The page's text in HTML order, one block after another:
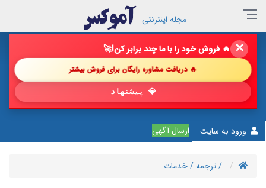
✕ 🔥 فروش خود را با ما چند برابر کن!🚀
🔥 دریافت مشاوره رایگان برای فروش بیشتر
💎 پیشنهاد شگفت‌انگیز
ورود به سایت ارسال آگهی
مجله اینترنتی
/ ترجمه/ خدمات